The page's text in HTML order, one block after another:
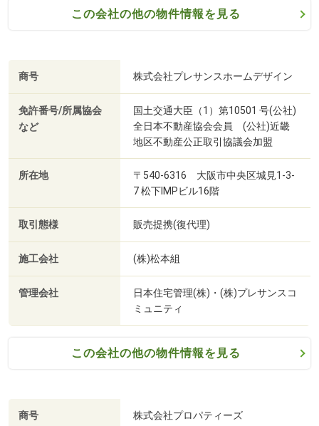
この会社の他の物件情報を見る
商号 株式会社プレサンスホームデザイン
免許番号/所属協会
など
国土交通大臣（1）第10501 号(公社)
全日本不動産協会会員 (公社)近畿
地区不動産公正取引協議会加盟
所在地
〒540-6316 大阪市中央区城見1-3-
7 松下IMPビル16階
取引態様 販売提携(復代理)
施工会社 (株)松本組
管理会社
日本住宅管理(株)・(株)プレサンスコ
ミュニティ
この会社の他の物件情報を見る
商号 株式会社プロパティーズ